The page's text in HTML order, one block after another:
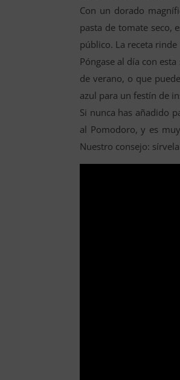
Con un dorado
pasta de tomate seco,
público. La receta
Póngase al día con
de verano, o que
azul para un festín de
Si nunca has añadido
al Pomodoro, y es
Nuestro consejo: